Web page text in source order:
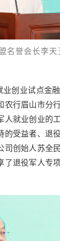
名誉会长李
业创业试点金
农行眉山市分
人就业创业的
的受益者、退
司创始人苏全
了退役军人专